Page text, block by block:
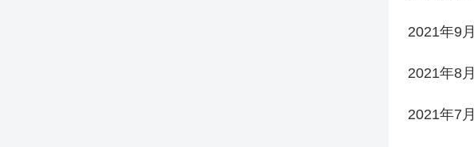
2021年9月
2021年8月
2021年7月